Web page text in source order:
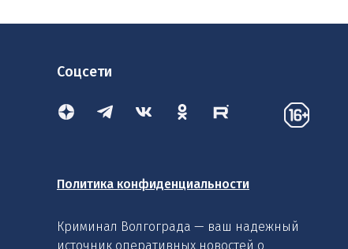
Соцсети
Политика конфиденциальности
Криминал Волгограда — ваш надежный
источник оперативных новостей о